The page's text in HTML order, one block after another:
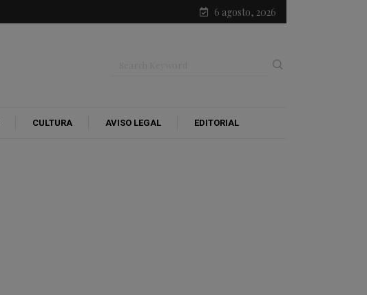
6 agosto, 2026
CULTURA AVISO LEGAL EDITORIAL